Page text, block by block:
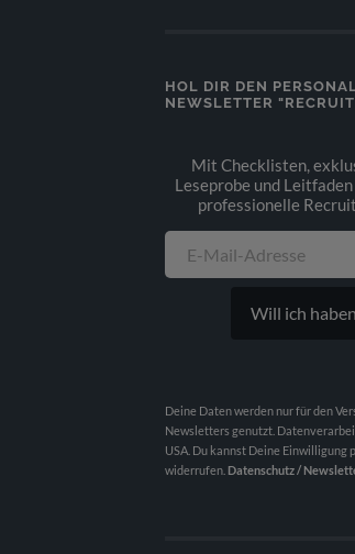
HOL DIR DEN
NEWSLETTER
Mit Checklisten,
Leseprobe und
professionelle
Deine Daten werden nur für den
Newsletters genutzt.
USA. Du kannst Deine Einwilligung
widerrufen. Datenschutz /